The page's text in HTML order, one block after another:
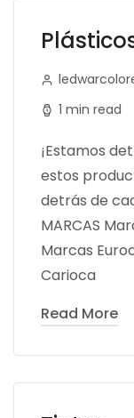
1 min read
¡Estamos
estos
detrás de
MARCAS
Marcas
Carioca
Read More